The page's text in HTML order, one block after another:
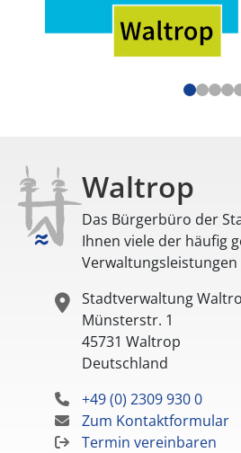
Waltrop
Das Bürgerbüro der
Ihnen viele der häufig
Stadtverwaltung
Münsterstr. 1
45731 Waltrop
Deutschland
+49 (0) 2309 930 0
Zum Kontaktformular
Termin vereinbaren